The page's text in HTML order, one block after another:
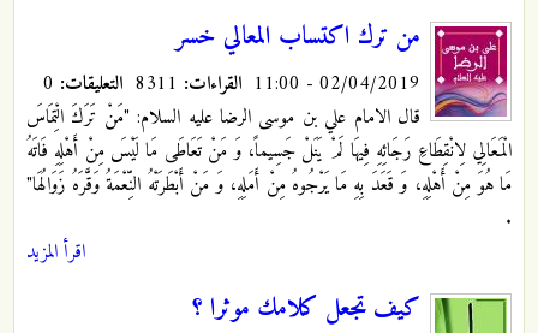
من ترك اكتساب المعالي خسر
02/04/2019 - 11:00 القراءات: التعليقات:
قال الامام علي بن موسى الرضا عليه السلام: "مَنْ تَرَكَ الْتِمَاسَ
الْمَعَالِي لِانْقِطَاعِ رَجَائِهِ فِيهَا لَمْ يَنَلْ جَسِيماً، وَ مَنْ‏ تَعَاطَى مَا لَيْسَ مِنْ أَهْلِهِ فَاتَهُ
مَا هُوَ مِنْ أَهْلِهِ، وَ قَعَدَ بِهِ مَا يَرْجُوهُ مِنْ أَمَلِهِ، وَ مَنْ أَبْطَرَتْهُ النِّعْمَةُ وَقَّرَهُ زَوَالُهَا"
.
اقرأ المزيد
كيف تجعل كلامك موثرا ؟